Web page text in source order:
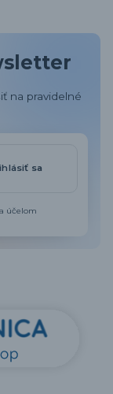
na pravidelné
sa
účelom